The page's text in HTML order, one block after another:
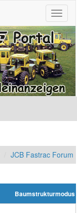
JCB Fastrac Forum
Baumstrukturmodus